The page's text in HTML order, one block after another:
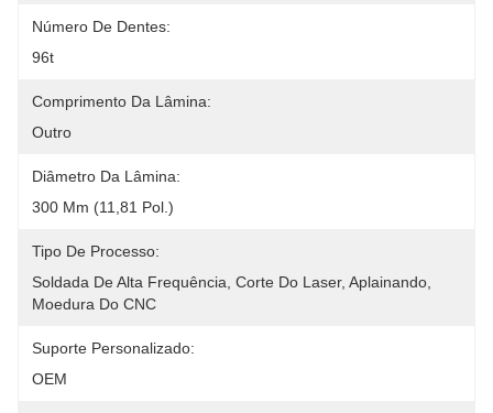
Número De Dentes:
96t
Comprimento Da Lâmina:
Outro
Diâmetro Da Lâmina:
300 Mm (11,81 Pol.)
Tipo De Processo:
Soldada De Alta Frequência, Corte Do Laser, Aplainando,
Moedura Do CNC
Suporte Personalizado:
OEM